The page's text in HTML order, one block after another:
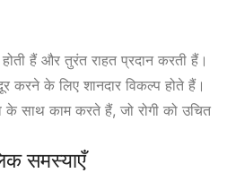
हैं और तुरंत राहत प्रदान करती हैं।
करने के लिए शानदार विकल्प होते हैं।
के साथ काम करते हैं, जो रोगी को उचित
समस्याएँ